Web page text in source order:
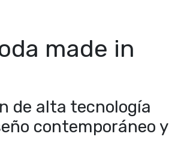
made in
de alta tecnología
contemporáneo y